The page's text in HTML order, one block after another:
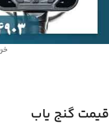
قیمت گنج یاب